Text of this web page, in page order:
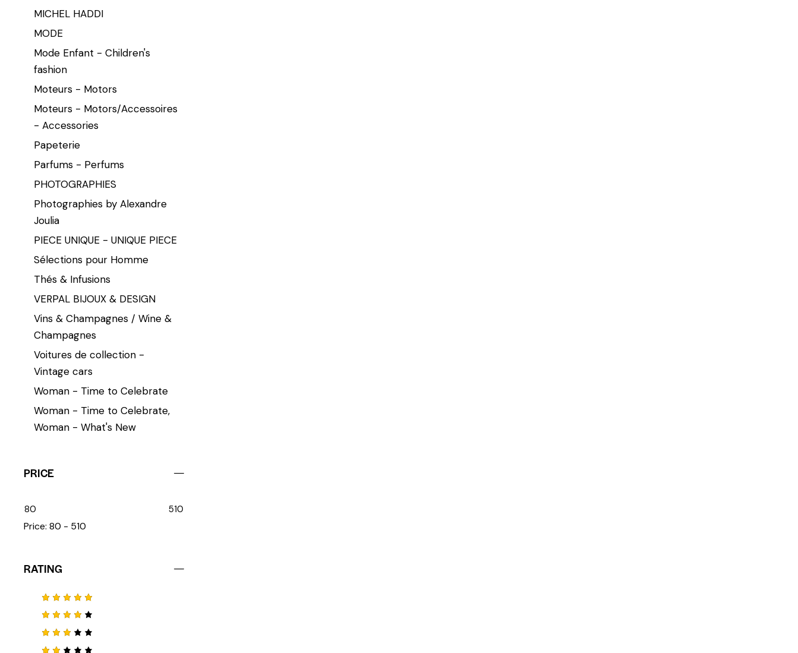
MICHEL HADDI
MODE
Mode Enfant - Children's
fashion
Moteurs - Motors
Moteurs - Motors/Accessoires
- Accessories
Papeterie
Parfums - Perfums
PHOTOGRAPHIES
Photographies by Alexandre
Joulia
PIECE UNIQUE - UNIQUE PIECE
Sélections pour Homme
Thés & Infusions
VERPAL BIJOUX & DESIGN
Vins & Champagnes / Wine &
Champagnes
Voitures de collection -
Vintage cars
Woman - Time to Celebrate
Woman - Time to Celebrate,
Woman - What's New
PRICE
80 510
Price: 80 - 510
RATING
Note
5
sur 5
Note
4
sur 5
Note